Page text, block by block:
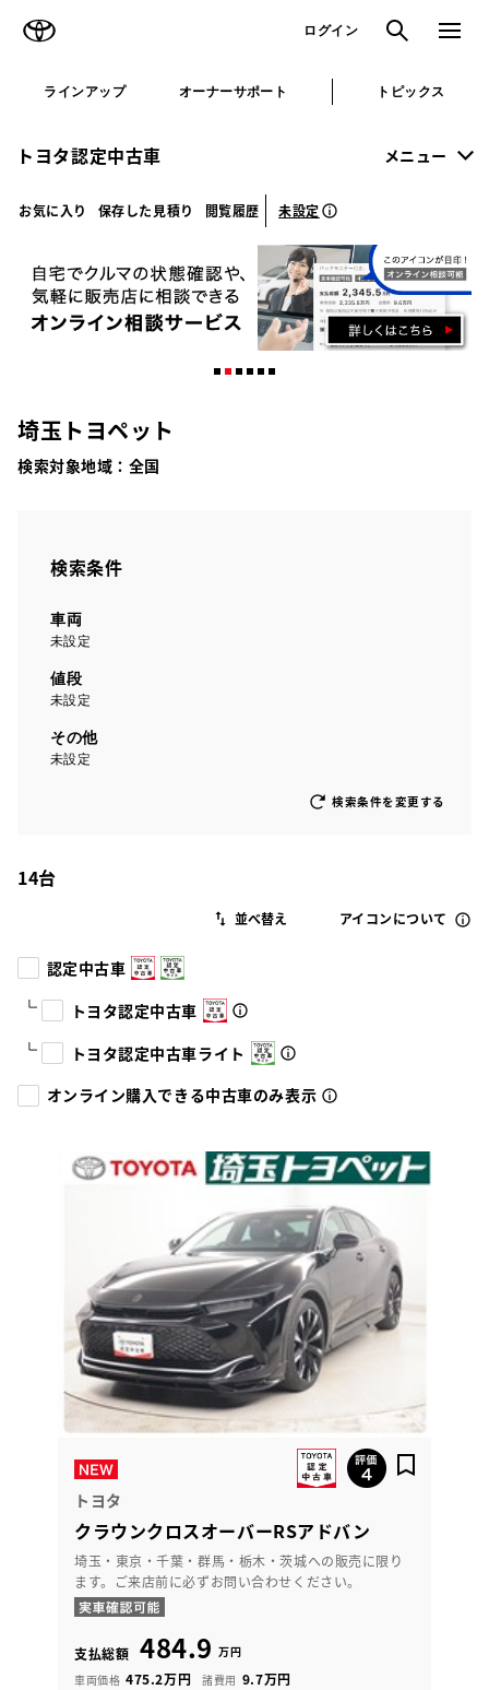
ログイン 検索 メニュ
ラインアップ オーナーサポート トピックス
トヨタ認定中古車 メニュー
お気に入り 保存した見積り 閲覧履歴 未設定
埼玉トヨペット
検索対象地域： 全国
検索条件
車両
未設定
値段
未設定
その他
未設定
検索条件を変更する
14台
アイコンについて
認定中古車
トヨタ認定中古車
トヨタ認定中古車ライト
オンライン購入できる中古車のみ表示
トヨタ
クラウンクロスオーバーRSアドバン
埼玉・東京・千葉・群馬・栃木・茨城への販売に限り
ます。ご来店前に必ずお問い合わせください。
支払総額 484.9 万円
車両価格 475.2万円 諸費用 9.7万円